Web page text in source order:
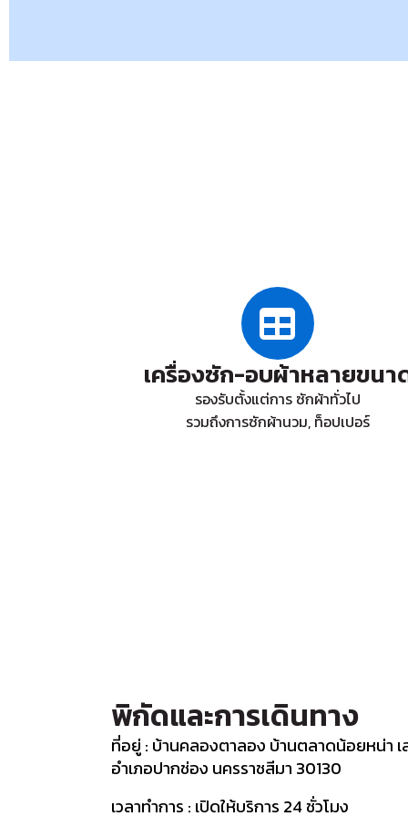
เครื่องซัก-อบผ้าหลายขนา
รองรับตั้งแต่การ ซักผ้าทั่วไป
รวมถึงการซักผ้านวม, ท็อปเปอร์
พิกัดและการเดินทาง
ที่อยู่ : บ้านคลองตาลอง บ้านตลาดน้อยหน่า เ
อำเภอปากช่อง นครราชสีมา 30130
เวลาทำการ : เปิดให้บริการ 24 ชั่วโมง